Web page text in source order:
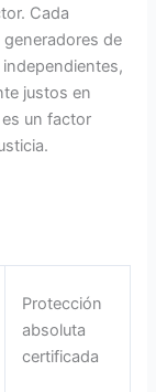
Cada
de
justos en
un factor
Protección
absoluta
certificada